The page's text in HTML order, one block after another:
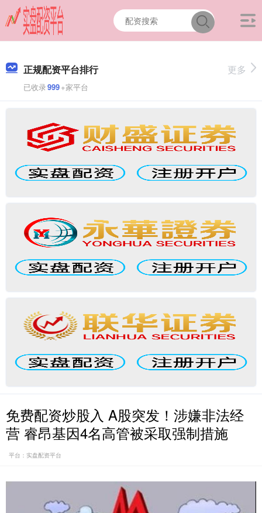
正规配资平台排行
已收录999+家平台
更多
免费配资炒股入 A股突发！涉嫌非法经
营 睿昂基因4名高管被采取强制措施
平台：实盘配资平台